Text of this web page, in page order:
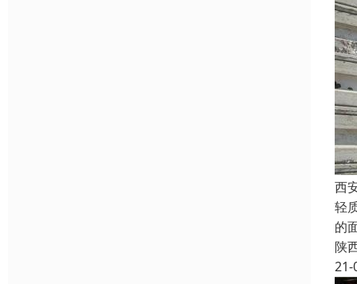
西
轻
的
陕
21-